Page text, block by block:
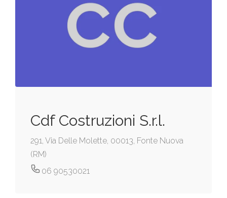
Cdf Costruzioni S.r.l.
291, Via Delle Molette, 00013, Fonte Nuova
(RM)
06 90530021